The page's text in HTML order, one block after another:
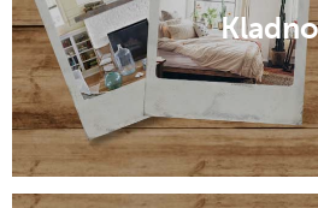
Kladno